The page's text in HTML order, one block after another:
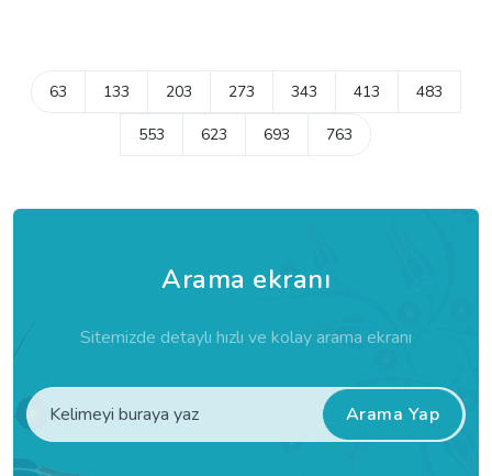
63 133 203 273 343 413 483
553 623 693 763
Arama ekranı
Sitemizde detaylı hızlı ve kolay arama ekranı
Arama Yap